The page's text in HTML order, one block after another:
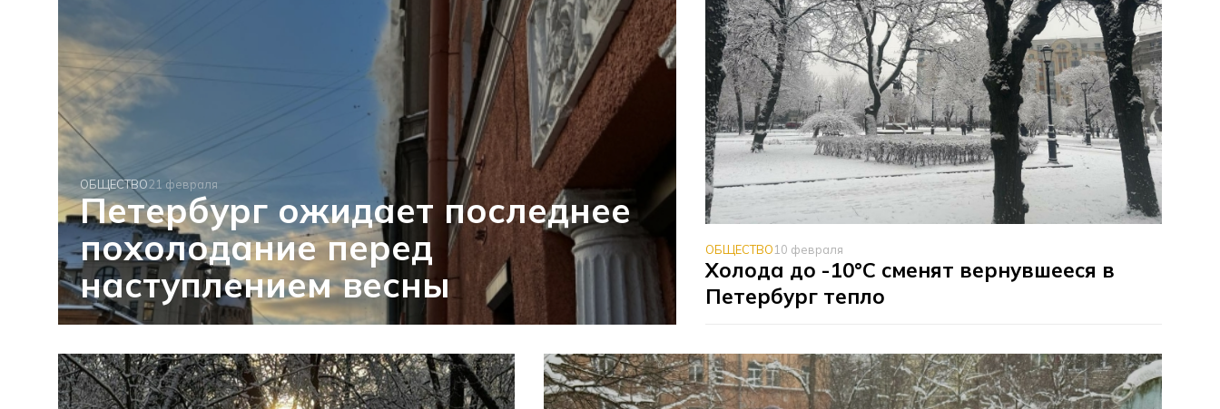
ОБЩЕСТВО21 февраля
Петербург ожидает последнее
похолодание перед
наступлением весны
ОБЩЕСТВО10 февраля
Холода до -10°C сменят вернувшееся в
Петербург тепло